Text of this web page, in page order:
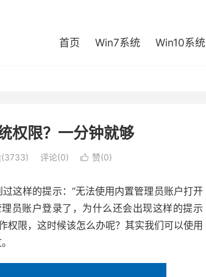
首页 Win7系统 Win10系统
权限？一分钟就够
(3733) 评论(0)  赞(0)
样的提示：“无法使用内置管理员账户打开
员账户登录了，为什么还会出现这样的提示
权限，这时候该怎么办呢？其实我们可以使用